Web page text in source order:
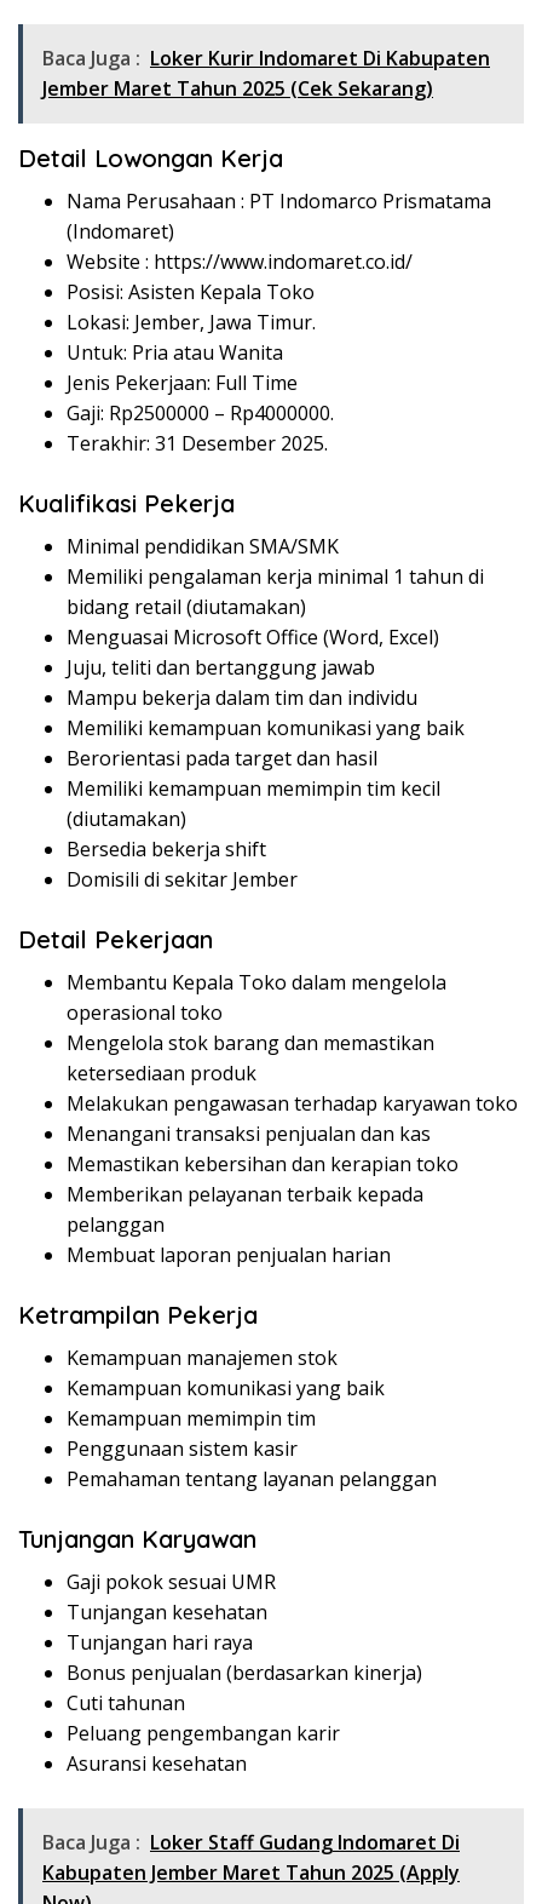
Baca Juga : Loker Kurir Indomaret Di Kabupaten
Jember Maret Tahun 2025 (Cek Sekarang)
Detail Lowongan Kerja
Nama Perusahaan : PT Indomarco Prismatama
(Indomaret)
Website : https://www.indomaret.co.id/
Posisi: Asisten Kepala Toko
Lokasi: Jember, Jawa Timur.
Untuk: Pria atau Wanita
Jenis Pekerjaan: Full Time
Gaji: Rp2500000 – Rp4000000.
Terakhir: 31 Desember 2025.
Kualifikasi Pekerja
Minimal pendidikan SMA/SMK
Memiliki pengalaman kerja minimal 1 tahun di
bidang retail (diutamakan)
Menguasai Microsoft Office (Word, Excel)
Juju, teliti dan bertanggung jawab
Mampu bekerja dalam tim dan individu
Memiliki kemampuan komunikasi yang baik
Berorientasi pada target dan hasil
Memiliki kemampuan memimpin tim kecil
(diutamakan)
Bersedia bekerja shift
Domisili di sekitar Jember
Detail Pekerjaan
Membantu Kepala Toko dalam mengelola
operasional toko
Mengelola stok barang dan memastikan
ketersediaan produk
Melakukan pengawasan terhadap karyawan toko
Menangani transaksi penjualan dan kas
Memastikan kebersihan dan kerapian toko
Memberikan pelayanan terbaik kepada
pelanggan
Membuat laporan penjualan harian
Ketrampilan Pekerja
Kemampuan manajemen stok
Kemampuan komunikasi yang baik
Kemampuan memimpin tim
Penggunaan sistem kasir
Pemahaman tentang layanan pelanggan
Tunjangan Karyawan
Gaji pokok sesuai UMR
Tunjangan kesehatan
Tunjangan hari raya
Bonus penjualan (berdasarkan kinerja)
Cuti tahunan
Peluang pengembangan karir
Asuransi kesehatan
Baca Juga : Loker Staff Gudang Indomaret Di
Kabupaten Jember Maret Tahun 2025 (Apply